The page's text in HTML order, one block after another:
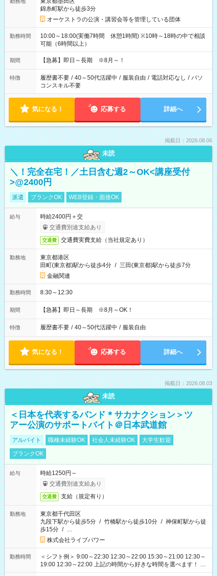
錦糸町駅から徒歩3分
オーケストラの公演・講習会等を管理している団体
勤務時間
10:00～18:00(実働7時間 休憩1時間) ※10時～18時の中で相談
可能（6時間以上）
期間 【急募】即日～長期 ※8月～！
特徴 履歴書不要 / 40～50代活躍中 / 服装自由 / 電話対応なし / パソ
コンスキル不要
気になる！ 応募する 詳細へ
掲載日：2026.08.06
未読
＼！完全在宅！／土日含む週2～OK<講座受付
>@2400円
派遣 ブランクOK WEB登録・面接OK
給与
時給2400円＋交
交通費別途支給あり
交通費 交通費実費支給（当社規定あり）
勤務地
東京都港区
田町(東京都)駅から徒歩4分 / 三田(東京都)駅から徒歩7分
金融関連
勤務時間 8:30～12:30
期間 【急募】即日～長期 ※8月～OK！
特徴 履歴書不要 / 40～50代活躍中 / 服装自由
気になる！ 応募する 詳細へ
掲載日：2026.08.03
未読
＜日本を代表するバンド＊サカナクション＞ツ
アー公演のサポートバイト＠日本武道館
アルバイト 職種未経験OK 社会人未経験OK
大学生歓迎
ブランクOK
給与
時給1250円～
交通費別途支給あり
交通費 支給（規定有り）
勤務地
東京都千代田区
九段下駅から徒歩5分 / 竹橋駅から徒歩10分 / 神保町駅から徒
歩15分 / …
株式会社ライブパワー
勤務時間
＜シフト例＞ 9:00～22:30 12:30～22:00 15:30～21:00 12:30～
19:00 12:30～22:00 上記の時間から好きな時間を選べます！ ※
時間は変更となる可能性があります